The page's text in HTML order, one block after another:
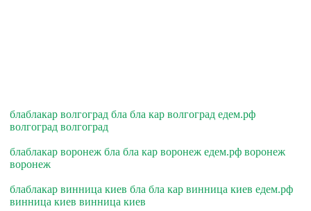
блаблакар волгоград бла бла кар волгоград едем.рф
волгоград волгоград
блаблакар воронеж бла бла кар воронеж едем.рф воронеж
воронеж
блаблакар винница киев бла бла кар винница киев едем.рф
винница киев винница киев